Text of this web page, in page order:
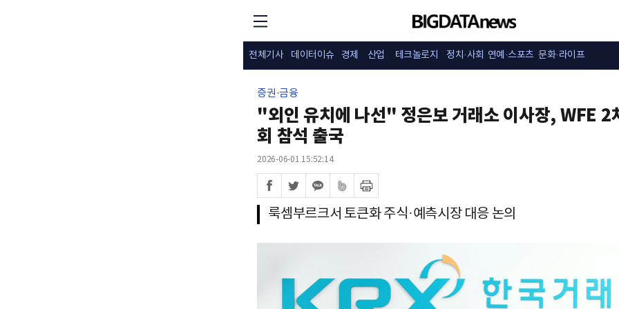
전체기사 데이터이슈 경제 산업 테크놀로지 정치·사회 연예·스포츠 문화·라이프
증권·금융
"외인 유치에 나선" 정은보 거래소 이사장, WFE 2
회 참석 출국
2026-06-01 15:52:14
룩셈부르크서 토큰화 주식·예측시장 대응 논의